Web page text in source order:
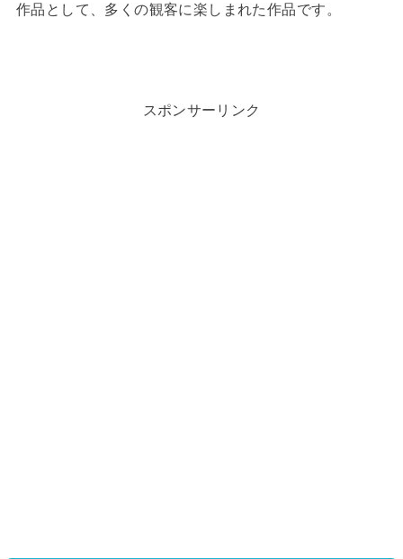
作品として、多くの観客に楽しまれた作品です​​。
スポンサーリンク